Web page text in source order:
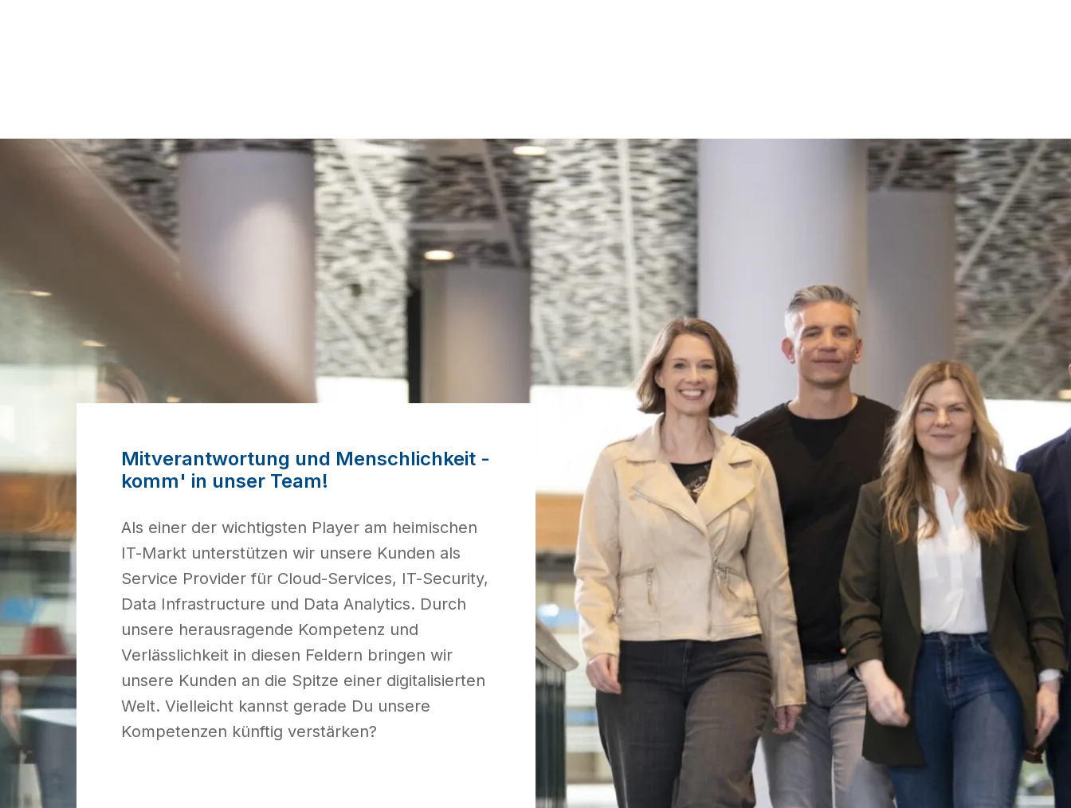
Mitverantwortung und Menschlichkeit -
komm' in unser Team!
Als einer der wichtigsten Player am heimischen
IT-Markt unterstützen wir unsere Kunden als
Service Provider für Cloud-Services, IT-Security,
Data Infrastructure und Data Analytics. Durch
unsere herausragende Kompetenz und
Verlässlichkeit in diesen Feldern bringen wir
unsere Kunden an die Spitze einer digitalisierten
Welt. Vielleicht kannst gerade Du unsere
Kompetenzen künftig verstärken?